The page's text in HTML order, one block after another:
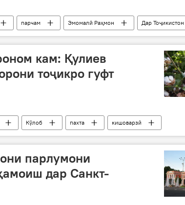
парчам Эмомалӣ Раҳмон Дар Тоҷикистон
кам: Қулиев
тоҷикро гуфт
Кӯлоб пахта
кишоварзӣ
парлумони
дар Санкт-